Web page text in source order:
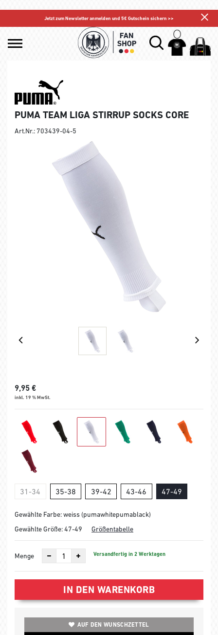
Jetzt zum Newsletter anmelden und 5€ Gutschein sichern >>
PUMA TEAM LIGA STIRRUP SOCKS CORE
Art.Nr.: 703439-04-5
9,95 €
inkl. 19 % MwSt.
31-34 35-38 39-42 43-46 47-49
Gewählte Farbe: weiss (pumawhitepumablack)
Gewählte Größe:47-49 Größentabelle
Menge Versandfertig in 2 Werktagen
IN DEN WARENKORB
AUF DEN WUNSCHZETTEL